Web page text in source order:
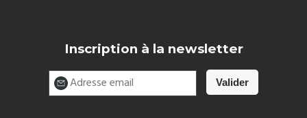
Inscription à la newsletter